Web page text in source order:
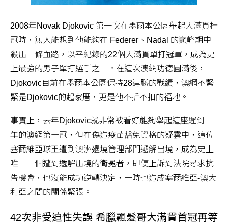
2008年Novak Djokovic 第一次在墨爾本公園舉起大滿貫桂
冠時，無人能想到他能夠在 Federer、Nadal 的巔峰期中
殺出一條血路，以平紀錄的22個大滿貫單打冠軍，成為史
上最強的男子單打選手之一。在這次澳網功德圓滿後，
Djokovic目前在墨爾本公園保持28連勝的戰績，澳網不緊
緊是Djokovic的起家厝，更是他不折不扣的福地。
事實上，去年Djokovic就非常被看好能夠舉起這座遲到一
年的澳網第十冠，但在偽造疫苗豁免資格的疑雲中，這位
塞爾維亞球王遭到澳洲邊境管理部門遞解出境，成為史上
唯一一個遭到遞解出境的衛冕者，即便上訴到法院尋求抗
告機會，也沒能成功逆轉決定，一時也造成塞爾維亞-澳大
利亞之間的關係緊張。
42次非受迫性失誤 希臘飄髮哥大滿貫首冠再等